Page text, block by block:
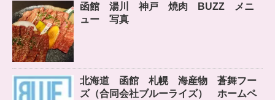
函館 湯川 神戸 焼肉 BUZZ メニ
ュー 写真
北海道 函館 札幌 海産物 蒼舞フー
ズ（合同会社ブルーライズ） ホームペ